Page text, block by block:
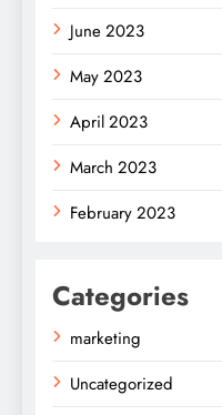
June 2023
May 2023
April 2023
March 2023
February 2023
Categories
marketing
Uncategorized